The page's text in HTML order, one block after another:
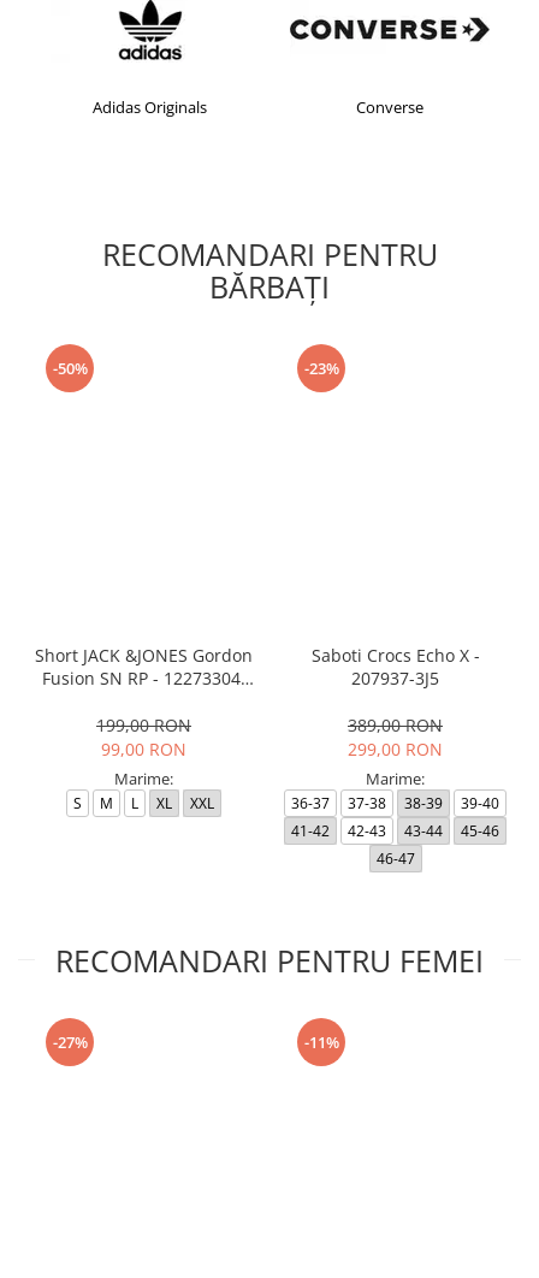
Adidas Originals Converse
RECOMANDARI PENTRU
BĂRBAŢI
-50%
Short JACK &JONES Gordon
Fusion SN RP - 12273304-
199,00 RON
99,00 RON
Marime:
S M L XL XXL
-23%
Saboti Crocs Echo X -
207937-3J5
389,00 RON
299,00 RON
Marime:
36-37 37-38 38-39
39-40
41-42
42-43 43-44
45-46
46-47
RECOMANDARI PENTRU FEMEI
-27% -11%